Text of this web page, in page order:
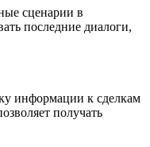
сценарии в
последние диалоги,
информации к сделкам
получать